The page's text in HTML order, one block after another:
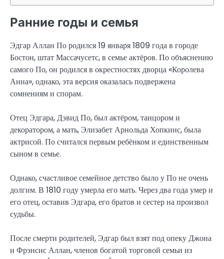
Ранние годы и семья
Эдгар Аллан По родился 19 января 1809 года в городе
Бостон, штат Массачусетс, в семье актёров. По объяснению
самого По, он родился в окрестностях дворца «Королева
Анна», однако, эта версия оказалась подвержена
сомнениям и спорам.
Отец Эдгара, Дэвид По, был актёром, танцором и
декоратором, а мать, Элизабет Арнольда Хопкинс, была
актрисой. По считался первым ребёнком и единственным
сыном в семье.
Однако, счастливое семейное детство было у По не очень
долгим. В 1810 году умерла его мать. Через два года умер и
его отец, оставив Эдгара, его братов и сестер на произвол
судьбы.
После смерти родителей, Эдгар был взят под опеку Джона
и Фрэнсис Аллан, членов богатой торговой семьи из